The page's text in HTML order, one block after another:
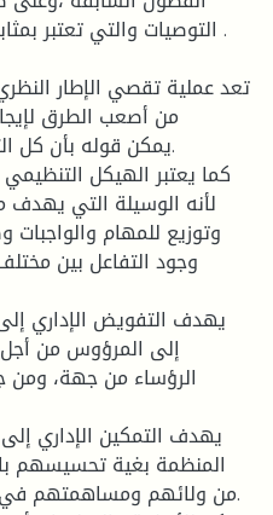
التوصيات والتي تعتبر
من أصعب الطرق
يمكن قوله بأن كل
لأنه الوسيلة التي
وتوزيع للمهام
وجود التفاعل بين
إلى المرؤوس من أجل
الرؤساء من جهة،
المنظمة بغية تحسيسهم
من ولائهم ومساهمتهم في